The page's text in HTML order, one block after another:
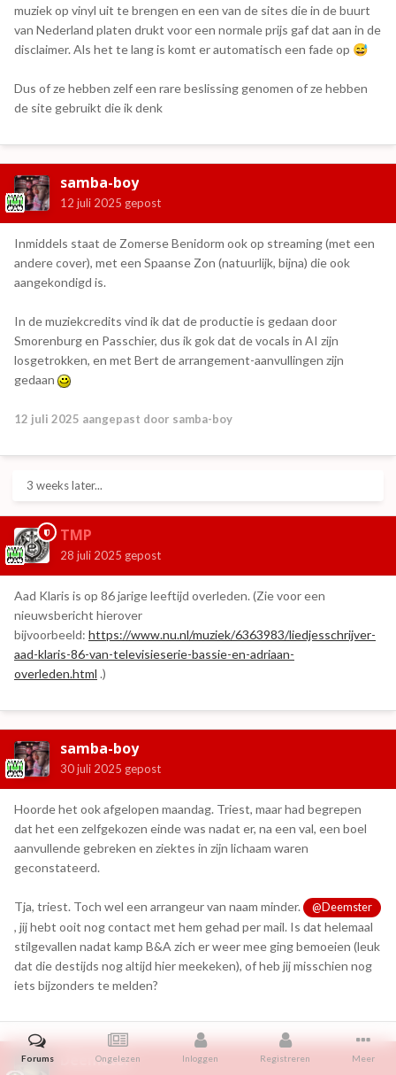
muziek op vinyl uit te brengen en een van de sites die in de buurt
van Nederland platen drukt voor een normale prijs gaf dat aan in de
disclaimer. Als het te lang is komt er automatisch een fade op 😅
Dus of ze hebben zelf een rare beslissing genomen of ze hebben
de site gebruikt die ik denk
samba-boy
12 juli 2025 gepost
Inmiddels staat de Zomerse Benidorm ook op streaming (met een
andere cover), met een Spaanse Zon (natuurlijk, bijna) die ook
aangekondigd is.
In de muziekcredits vind ik dat de productie is gedaan door
Smorenburg en Passchier, dus ik gok dat de vocals in AI zijn
losgetrokken, en met Bert de arrangement-aanvullingen zijn
gedaan
12 juli 2025 aangepast door samba-boy
3 weeks later...
TMP
28 juli 2025 gepost
Aad Klaris is op 86 jarige leeftijd overleden. (Zie voor een
nieuwsbericht hierover
bijvoorbeeld: https://www.nu.nl/muziek/6363983/liedjesschrijver-
aad-klaris-86-van-televisieserie-bassie-en-adriaan-
overleden.html .)
samba-boy
30 juli 2025 gepost
Hoorde het ook afgelopen maandag. Triest, maar had begrepen
dat het een zelfgekozen einde was nadat er, na een val, een boel
aanvullende gebreken en ziektes in zijn lichaam waren
geconstateerd.
Tja, triest. Toch wel een arrangeur van naam minder. @Deemster
, jij hebt ooit nog contact met hem gehad per mail. Is dat helemaal
stilgevallen nadat kamp B&A zich er weer mee ging bemoeien (leuk
dat die destijds nog altijd hier meekeken), of heb jij misschien nog
iets bijzonders te melden?
Deemster
Forums Ongelezen Inloggen Registreren Meer